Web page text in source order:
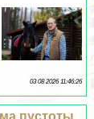
03 08 2026 11:46:26
пустоты